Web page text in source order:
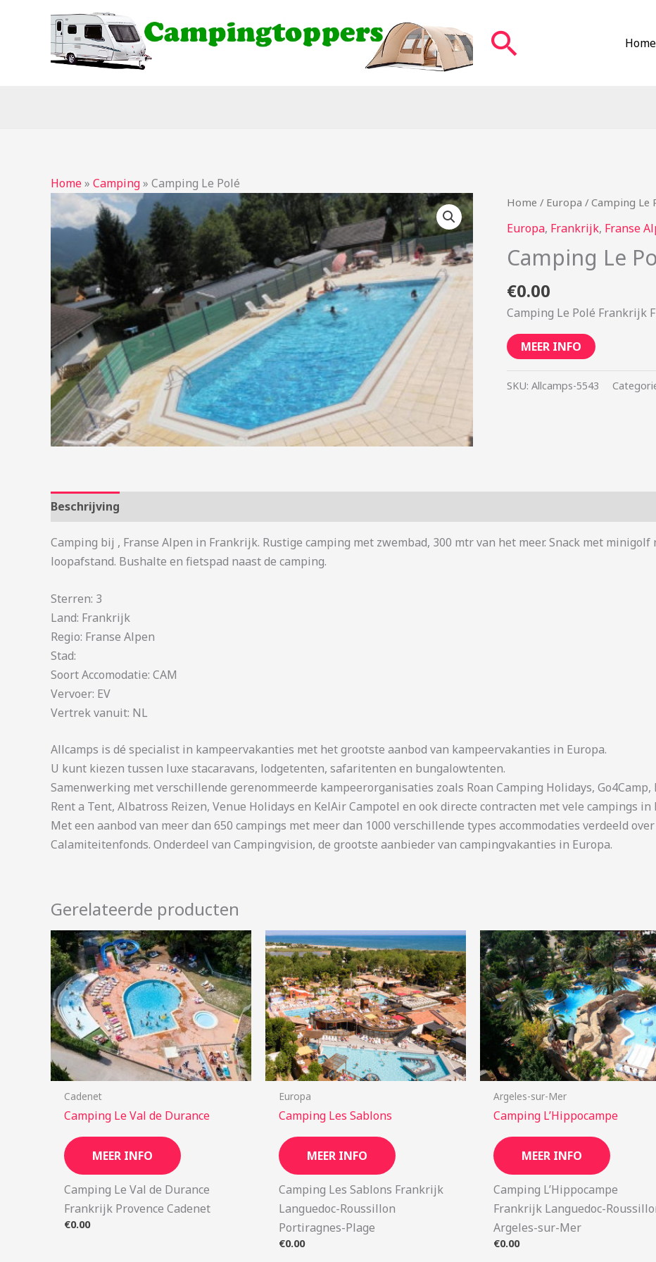
Zoeken Home
Home» Camping» Camping Le Polé
Home / Europa / Camping Le
Europa, Frankrijk, Franse
Camping Le
€0.00
Camping Le Polé Frankrijk
MEER INFO
SKU: Allcamps-5543
Beschrijving
Camping bij , Franse Alpen in Frankrijk. Rustige camping met zwembad, 300 mtr van het meer. Snack met
loopafstand. Bushalte en fietspad naast de camping.
Sterren: 3
Land: Frankrijk
Regio: Franse Alpen
Stad:
Soort Accomodatie: CAM
Vervoer: EV
Vertrek vanuit: NL
Allcamps is dé specialist in kampeervakanties met het grootste aanbod van kampeervakanties in Europa.
U kunt kiezen tussen luxe stacaravans, lodgetenten, safaritenten en bungalowtenten.
Samenwerking met verschillende gerenommeerde kampeerorganisaties zoals Roan Camping Holidays, Go4Camp,
Rent a Tent, Albatross Reizen, Venue Holidays en KelAir Campotel en ook directe contracten met vele campings in
Met een aanbod van meer dan 650 campings met meer dan 1000 verschillende types accommodaties verdeeld
Calamiteitenfonds. Onderdeel van Campingvision, de grootste aanbieder van campingvakanties in Europa.
Gerelateerde producten
Cadenet
Camping Le Val de Durance
MEER INFO
Camping Le Val de Durance
Frankrijk Provence Cadenet
€0.00
Europa
Camping Les Sablons
MEER INFO
Camping Les Sablons Frankrijk
Languedoc-Roussillon
Portiragnes-Plage
€0.00
Argeles-sur-Mer
Camping L’Hippocampe
MEER INFO
Camping L’Hippocampe
Frankrijk Languedoc-
Argeles-sur-Mer
€0.00